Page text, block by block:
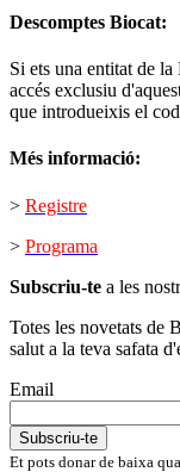
Descomptes Biocat:
Si ets una entitat de
accés exclusiu
que introdueixis el
Més informació:
> Registre
> Programa
Subscriu-te a les
Totes les novetats de
salut a la teva safata
Email
Et pots donar de baixa